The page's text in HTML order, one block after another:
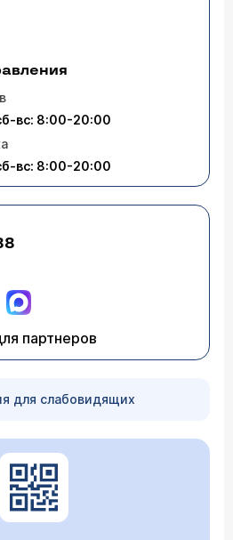
вс: 8:00-20:00
вс: 8:00-20:00
партнеров
для слабовидящих